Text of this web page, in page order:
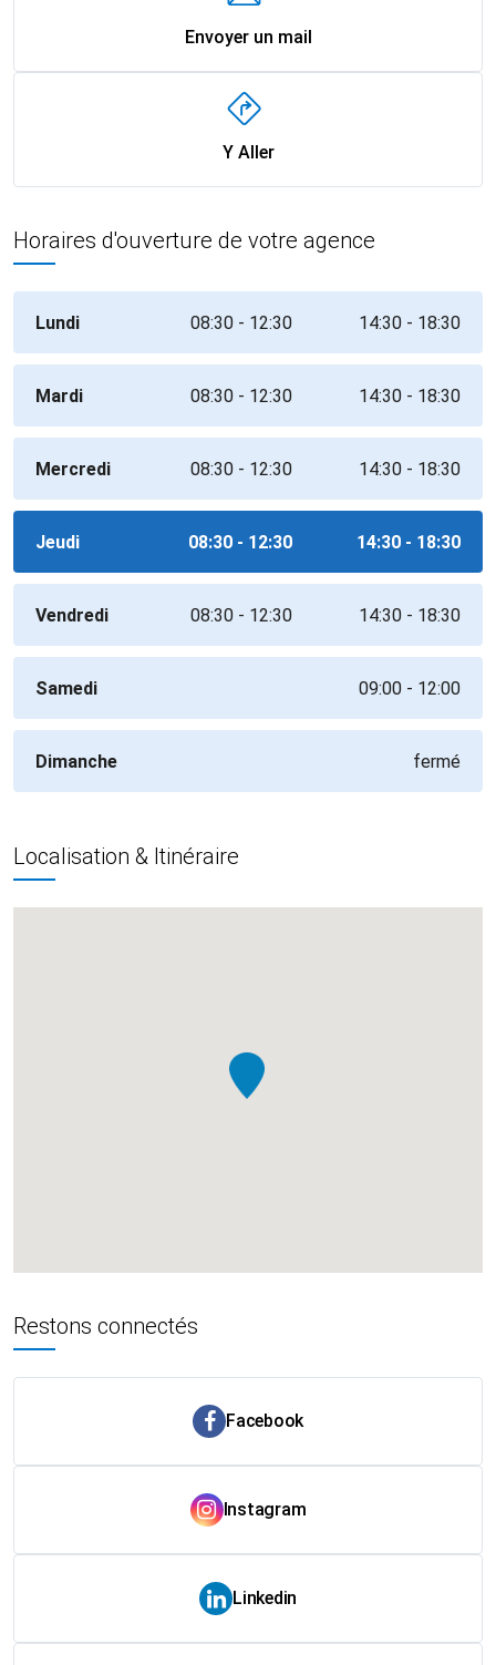
Envoyer un mail
Y Aller
Horaires d'ouverture de votre agence
Lundi 08:30 - 12:30 14:30 - 18:30
Mardi 08:30 - 12:30 14:30 - 18:30
Mercredi 08:30 - 12:30 14:30 - 18:30
Jeudi 08:30 - 12:30 14:30 - 18:30
Vendredi 08:30 - 12:30 14:30 - 18:30
Samedi 09:00 - 12:00
Dimanche fermé
Localisation & Itinéraire
Restons connectés
Facebook
Instagram
Linkedin